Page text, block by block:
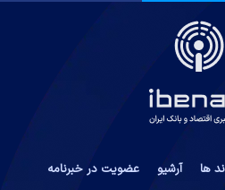
ها آرشیو عضویت در خبرنامه